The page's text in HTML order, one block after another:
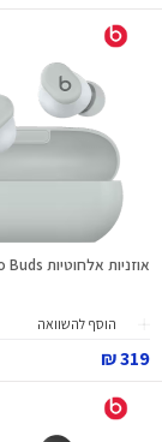
אוזניות אלחוטיות Solo Buds - אפור
הוסף להשוואה
319 ₪